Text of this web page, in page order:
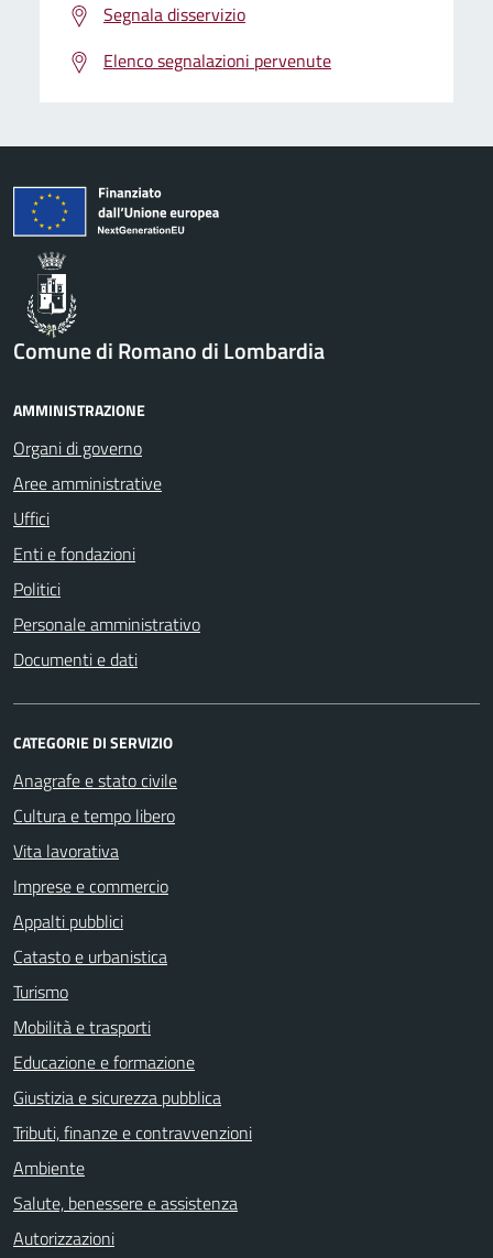
Segnala disservizio
Elenco segnalazioni pervenute
Comune di Romano di Lombardia
AMMINISTRAZIONE
Organi di governo
Aree amministrative
Uffici
Enti e fondazioni
Politici
Personale amministrativo
Documenti e dati
CATEGORIE DI SERVIZIO
Anagrafe e stato civile
Cultura e tempo libero
Vita lavorativa
Imprese e commercio
Appalti pubblici
Catasto e urbanistica
Turismo
Mobilità e trasporti
Educazione e formazione
Giustizia e sicurezza pubblica
Tributi, finanze e contravvenzioni
Ambiente
Salute, benessere e assistenza
Autorizzazioni